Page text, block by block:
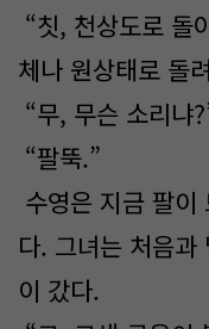
“칫, 천상도로 돌
체나 원상태로 돌
“무, 무슨 소리냐
“팔뚝.”
수영은 지금 팔이
다. 그녀는 처음과
이 갔다.